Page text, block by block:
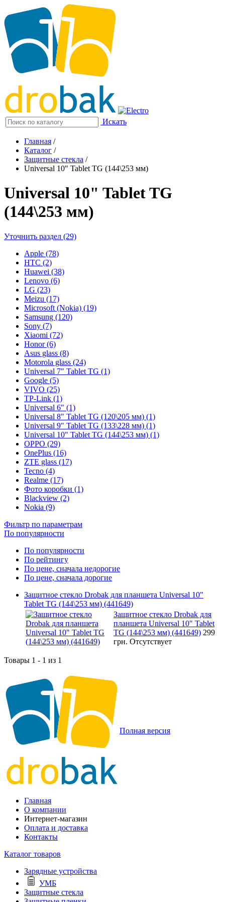
Искать
Главная /
Каталог /
Защитные стекла /
Universal 10" Tablet TG (144\253 мм)
Universal 10" Tablet TG
(144\253 мм)
Уточнить раздел (29)
Apple (78)
HTC (2)
Huawei (38)
Lenovo (6)
LG (23)
Meizu (17)
Microsoft (Nokia) (19)
Samsung (120)
Sony (7)
Xiaomi (72)
Honor (6)
Asus glass (8)
Motorola glass (24)
Universal 7" Tablet TG (1)
Google (5)
VIVO (25)
TP-Link (1)
Universal 6" (1)
Universal 8" Tablet TG (120\205 мм) (1)
Universal 9" Tablet TG (133\228 мм) (1)
Universal 10" Tablet TG (144\253 мм) (1)
OPPO (29)
OnePlus (16)
ZTE glass (17)
Tecno (4)
Realme (17)
Фото коробки (1)
Blackview (2)
Nokia (9)
Фильтр по параметрам
По популярности
По популярности
По рейтингу
По цене, сначала недорогие
По цене, сначала дорогие
Защитное стекло Drobak для планшета Universal 10"
Tablet TG (144\253 мм) (441649)
Защитное стекло Drobak для
планшета Universal 10" Tablet
TG (144\253 мм) (441649) 299
грн. Отсутствует
Товары 1 - 1 из 1
Полная версия
Главная
О компании
Интернет-магазин
Оплата и доставка
Контакты
Каталог товаров
Зарядные устройства
УМБ
Защитные стекла